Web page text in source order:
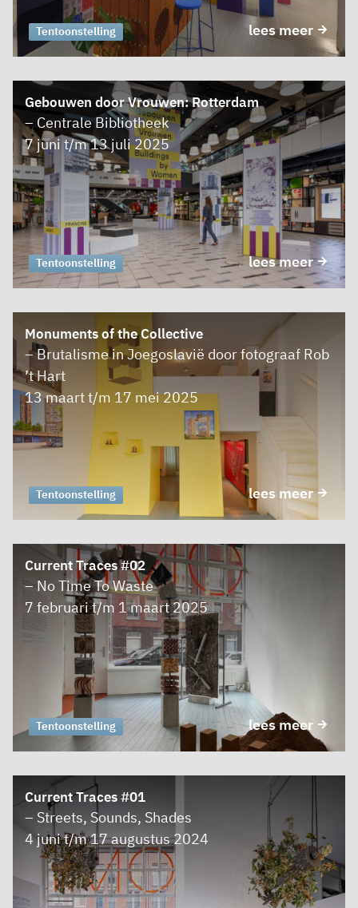
lees meer
Tentoonstelling
Gebouwen door Vrouwen: Rotterdam
– Centrale Bibliotheek
7 juni t/m 13 juli 2025
lees meer
Tentoonstelling
Monuments of the Collective
– Brutalisme in Joegoslavië door fotograaf Rob
’t Hart
13 maart t/m 17 mei 2025
lees meer
Tentoonstelling
Current Traces #02
– No Time To Waste
7 februari t/m 1 maart 2025
lees meer
Tentoonstelling
Current Traces #01
– Streets, Sounds, Shades
4 juni t/m 17 augustus 2024